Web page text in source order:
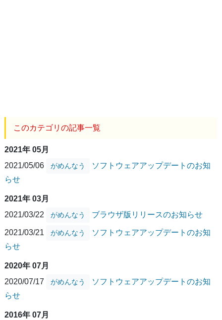
このカテゴリの記事一覧
2021年 05月
2021/05/06
がめんなう
ソフトウェアアップデートのお知
らせ
2021年 03月
2021/03/22
がめんなう ブラウザ版リリースのお知らせ
2021/03/21 がめんなう
ソフトウェアアップデートのお知
らせ
2020年 07月
2020/07/17
がめんなう
ソフトウェアアップデートのお知
らせ
2016年 07月